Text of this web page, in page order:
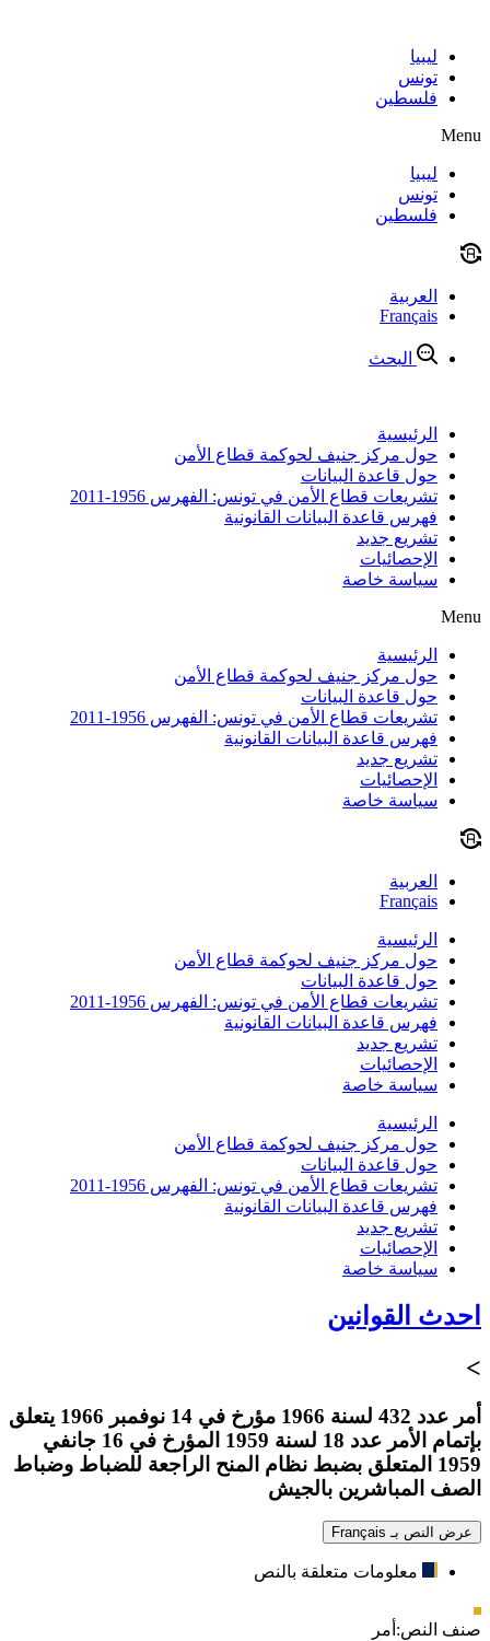
contentليبيا
تونس
فلسطين
Menu
ليبيا
تونس
فلسطين
العربية
Français
البحث
الرئيسية
حول مركز جنيف لحوكمة قطاع الأمن
حول قاعدة البيانات
تشريعات قطاع الأمن في تونس: الفهرس 1956-2011
فهرس قاعدة البيانات القانونية
تشريع جديد
الإحصائيات
سياسة خاصة
Menu
الرئيسية
حول مركز جنيف لحوكمة قطاع الأمن
حول قاعدة البيانات
تشريعات قطاع الأمن في تونس: الفهرس 1956-2011
فهرس قاعدة البيانات القانونية
تشريع جديد
الإحصائيات
سياسة خاصة
العربية
Français
الرئيسية
حول مركز جنيف لحوكمة قطاع الأمن
حول قاعدة البيانات
تشريعات قطاع الأمن في تونس: الفهرس 1956-2011
فهرس قاعدة البيانات القانونية
تشريع جديد
الإحصائيات
سياسة خاصة
الرئيسية
حول مركز جنيف لحوكمة قطاع الأمن
حول قاعدة البيانات
تشريعات قطاع الأمن في تونس: الفهرس 1956-2011
فهرس قاعدة البيانات القانونية
تشريع جديد
الإحصائيات
سياسة خاصة
احدث القوانين
>
أمر عدد 432 لسنة 1966 مؤرخ في 14 نوفمبر 1966 يتعلق
بإتمام الأمر عدد 18 لسنة 1959 المؤرخ في 16 جانفي
1959 المتعلق بضبط نظام المنح الراجعة للضباط وضباط
الصف المباشرين بالجيش
عرض النص بـ Français
معلومات متعلقة بالنص
صنف النص: أمر